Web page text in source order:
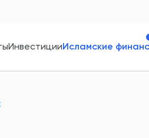
ИнвестицииИсламские